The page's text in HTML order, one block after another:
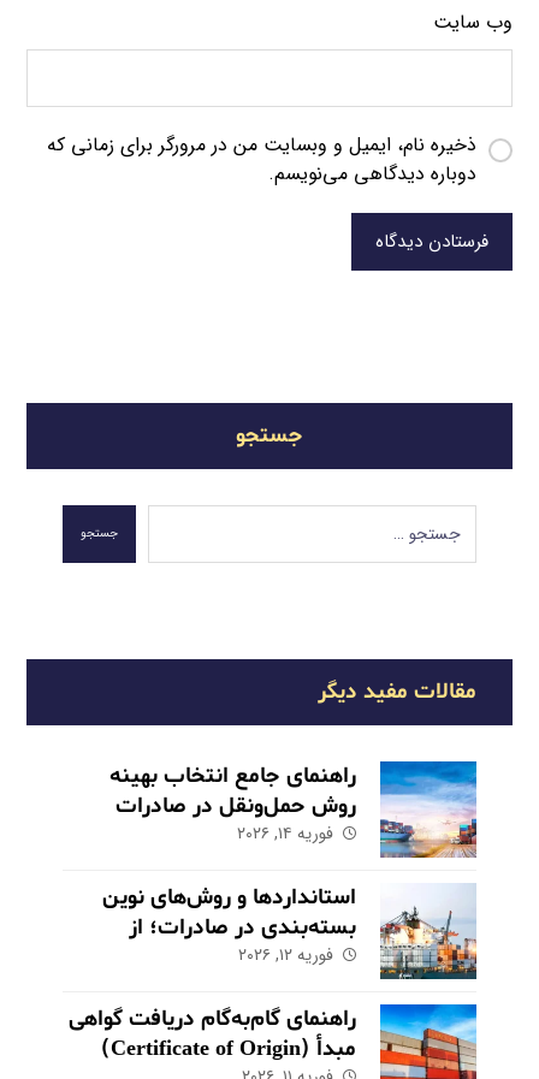
وب‌ سایت
ذخیره نام، ایمیل و وبسایت من در مرورگر برای زمانی که
دوباره دیدگاهی می‌نویسم.
فرستادن دیدگاه
جستجو
جستجو
مقالات مفید دیگر
راهنمای جامع انتخاب بهینه
روش حمل‌ونقل در صادرات
فوریه ۱۴, ۲۰۲۶
استانداردها و روش‌های نوین
بسته‌بندی در صادرات؛ از
حفاظت تا بازاریابی
فوریه ۱۲, ۲۰۲۶
راهنمای گام‌به‌گام دریافت گواهی
مبدأ (Certificate of Origin)